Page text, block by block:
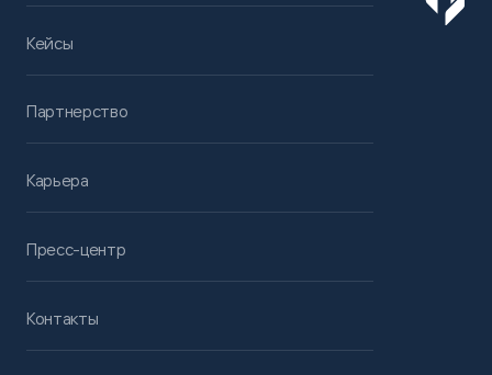
Кейсы
Партнерство
Карьера
Пресс-центр
Контакты